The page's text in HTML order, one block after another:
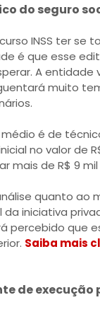
do seguro
INSS ter se
é que esse
A entidade
muito
é de
no valor de
mais de R$ 9
quanto ao
da iniciativa
percebido que
Saiba mais
de execução